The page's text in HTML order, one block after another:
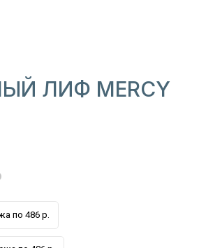
ЛИФ MERCY
по 486 р.